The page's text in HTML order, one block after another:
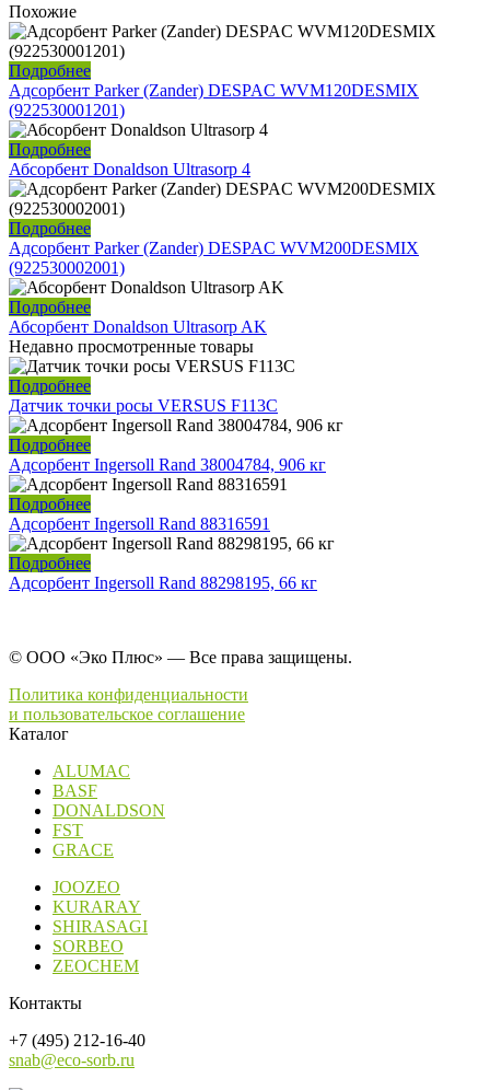
Похожие
Подробнее
Адсорбент Parker (Zander) DESPAC WVM120DESMIX
(922530001201)
Подробнее
Абсорбент Donaldson Ultrasorp 4
Подробнее
Адсорбент Parker (Zander) DESPAC WVM200DESMIX
(922530002001)
Подробнее
Абсорбент Donaldson Ultrasorp AK
Недавно просмотренные товары
Подробнее
Датчик точки росы VERSUS F113C
Подробнее
Адсорбент Ingersoll Rand 38004784, 906 кг
Подробнее
Адсорбент Ingersoll Rand 88316591
Подробнее
Адсорбент Ingersoll Rand 88298195, 66 кг
© ООО «Эко Плюс» — Все права защищены.
Политика конфиденциальности
и пользовательское соглашение
Каталог
ALUMAC
BASF
DONALDSON
FST
GRACE
JOOZEO
KURARAY
SHIRASAGI
SORBEO
ZEOCHEM
Контакты
+7 (495) 212-16-40
snab@eco-sorb.ru